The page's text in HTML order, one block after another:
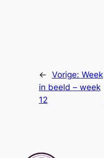
← Vorige: Week
in beeld – week
12